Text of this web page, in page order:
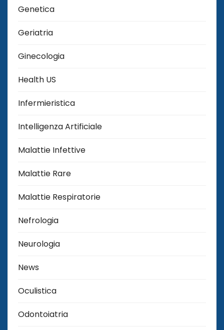
Genetica
Geriatria
Ginecologia
Health US
Infermieristica
Intelligenza Artificiale
Malattie Infettive
Malattie Rare
Malattie Respiratorie
Nefrologia
Neurologia
News
Oculistica
Odontoiatria